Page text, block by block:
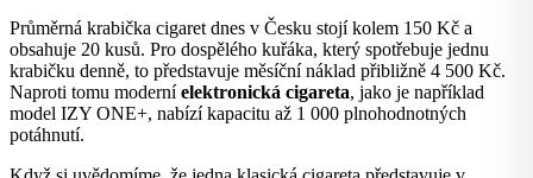
Průměrná krabička cigaret dnes v Česku stojí kolem 150 Kč a
obsahuje 20 kusů. Pro dospělého kuřáka, který spotřebuje jednu
krabičku denně, to představuje měsíční náklad přibližně 4 500 Kč.
Naproti tomu moderníelektronická cigareta, jako je například
model IZY ONE+, nabízí kapacitu až 1 000 plnohodnotných
potáhnutí.